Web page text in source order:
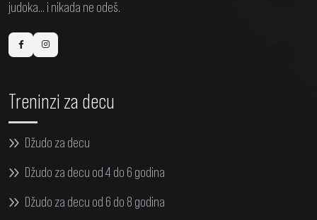
judoka... i nikada ne odeš.
Treninzi za decu
Džudo za decu
Džudo za decu od 4 do 6 godina
Džudo za decu od 6 do 8 godina